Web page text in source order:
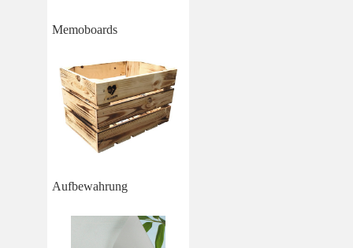
Memoboards
Aufbewahrung